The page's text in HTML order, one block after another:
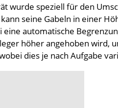
wurde speziell für den
seine Gabeln in einer
eine automatische
höher angehoben wird,
dies je nach Aufgabe